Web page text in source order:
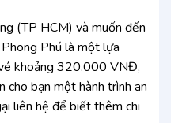
(TP HCM) và muốn đến
Phú là một lựa
khoảng 320.000 VNĐ,
cho bạn một hành trình an
liên hệ để biết thêm chi